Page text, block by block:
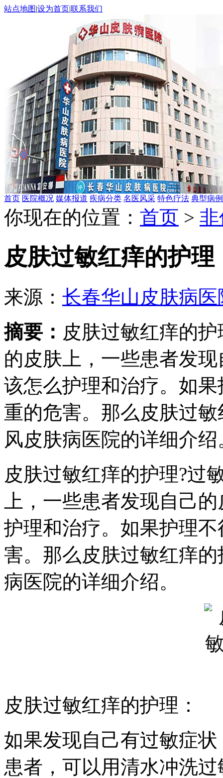
站点地图|设为首页|联系我们
首页 医院概况 媒体报道 疾病分类 名医风采 特色疗法 典型病例
你现在的位置： 首页 >
皮肤过敏红痒的护理
来源： 长春华山皮肤病医
摘要： 皮肤过敏红痒的
的皮肤上，一些患者发
该怎么护理和治疗。如
重的危害。那么皮肤过
风皮肤病医院的详细介绍
皮肤过敏红痒的护理?过
上，一些患者发现自己
护理和治疗。如果护理
害。那么皮肤过敏红痒
病医院的详细介绍。
皮肤过敏红痒的护理：
如果发现自己有过敏症
患者，可以用清水冲洗